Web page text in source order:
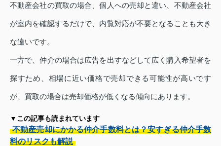
不動産会社の買取の場合、個人への売却と違い、不動産会社
が室内を確認するだけで、内覧対応が不要となることも大き
な違いです。
一方で、仲介の場合は広告を出すなどして広く購入希望者を
探すため、相場に近い価格で売却できる可能性が高いです
が、買取の場合は売却価格が低くなる傾向にあります。
▼この記事も読まれています
不動産売却にかかる仲介手数料とは？安すぎる仲介手数
料のリスクも解説